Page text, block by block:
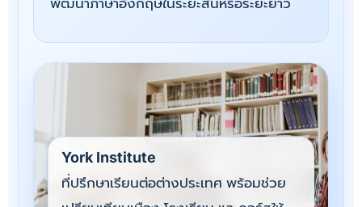
York Institute
ที่ปรึกษาเรียนต่อต่างประเทศ พร้อมช่วย